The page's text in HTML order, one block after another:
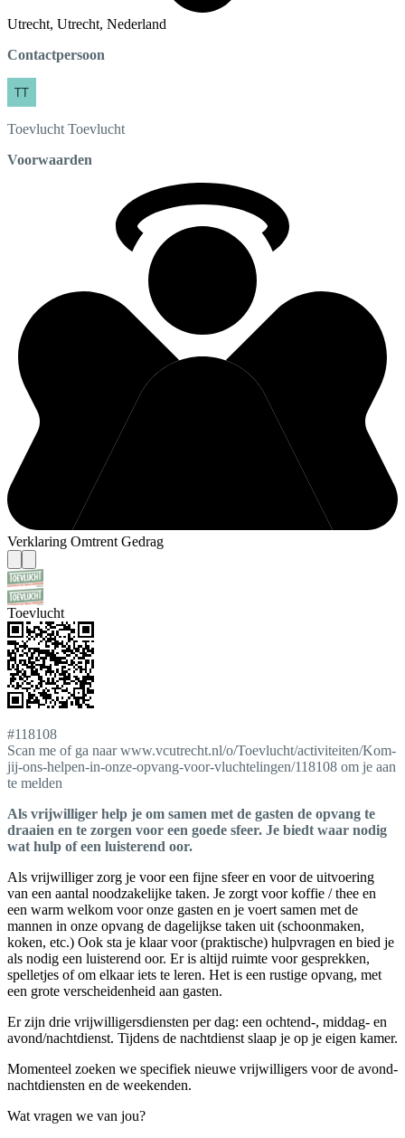
Utrecht, Utrecht, Nederland
Contactpersoon
Toevlucht Toevlucht
Voorwaarden
Verklaring Omtrent Gedrag
Toevlucht
#118108
Scan me of ga naar www.vcutrecht.nl/o/Toevlucht/activiteiten/Kom-
jij-ons-helpen-in-onze-opvang-voor-vluchtelingen/118108 om je aan
te melden
Als vrijwilliger help je om samen met de gasten de opvang te
draaien en te zorgen voor een goede sfeer. Je biedt waar nodig
wat hulp of een luisterend oor.
Als vrijwilliger zorg je voor een fijne sfeer en voor de uitvoering
van een aantal noodzakelijke taken. Je zorgt voor koffie / thee en
een warm welkom voor onze gasten en je voert samen met de
mannen in onze opvang de dagelijkse taken uit (schoonmaken,
koken, etc.) Ook sta je klaar voor (praktische) hulpvragen en bied je
als nodig een luisterend oor. Er is altijd ruimte voor gesprekken,
spelletjes of om elkaar iets te leren. Het is een rustige opvang, met
een grote verscheidenheid aan gasten.
Er zijn drie vrijwilligersdiensten per dag: een ochtend-, middag- en
avond/nachtdienst. Tijdens de nachtdienst slaap je op je eigen kamer.
Momenteel zoeken we specifiek nieuwe vrijwilligers voor de avond-
nachtdiensten en de weekenden.
Wat vragen we van jou?